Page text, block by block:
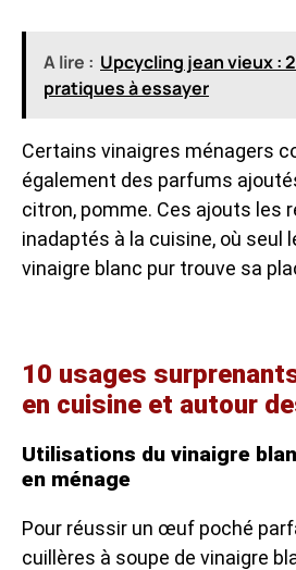
A lire : Upcycling jean vieux :
pratiques à essayer
Certains vinaigres ménagers
également des parfums
citron, pomme. Ces ajouts les
inadaptés à la cuisine, où seul
vinaigre blanc pur trouve sa
10 usages
en cuisine et autour
Utilisations du vinaigre
en ménage
Pour réussir un œuf poché
cuillères à soupe de vinaigre